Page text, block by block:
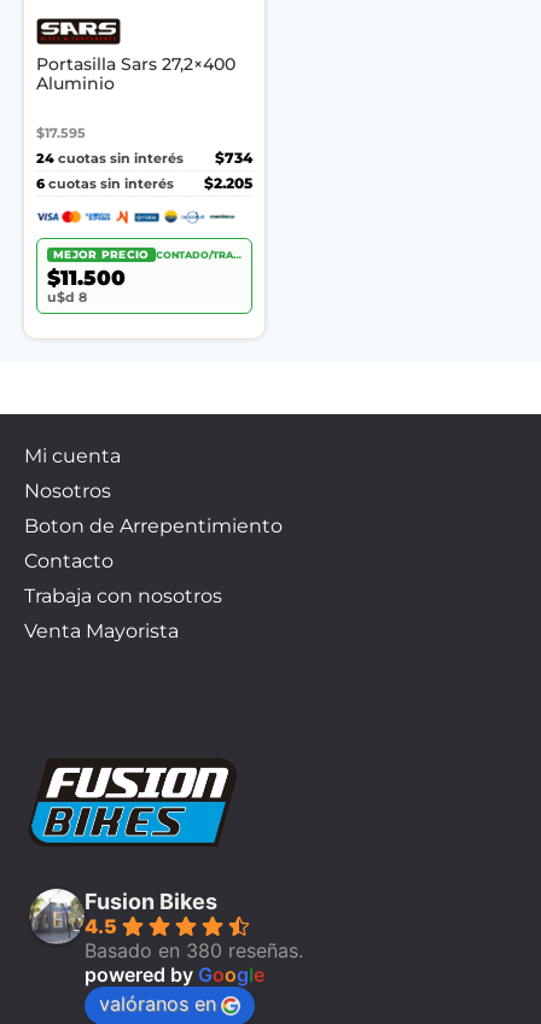
Portasilla Sars 27,2×400
Aluminio
$17.595
24 cuotas sin interés
$734
6 cuotas sin interés $2.205
MEJOR PRECIO CONTADO/TRANSF.
$11.500
u$d 8
Mi cuenta
Nosotros
Boton de Arrepentimiento
Contacto
Trabaja con nosotros
Venta Mayorista
Fusion Bikes
4.5
Basado en 380 reseñas.
powered by Google
valóranos en